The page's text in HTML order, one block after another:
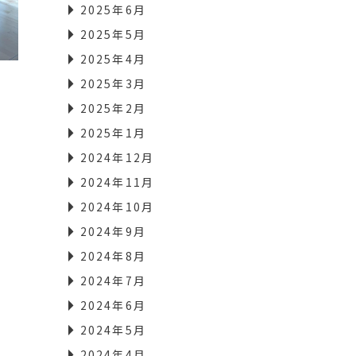
2025年6月
2025年5月
2025年4月
2025年3月
2025年2月
2025年1月
2024年12月
2024年11月
2024年10月
2024年9月
2024年8月
2024年7月
2024年6月
2024年5月